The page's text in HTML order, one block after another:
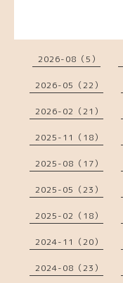
2026-08（5）
2026-05（22）
2026-02（21）
2025-11（18）
2025-08（17）
2025-05（23）
2025-02（18）
2024-11（20）
2024-08（23）